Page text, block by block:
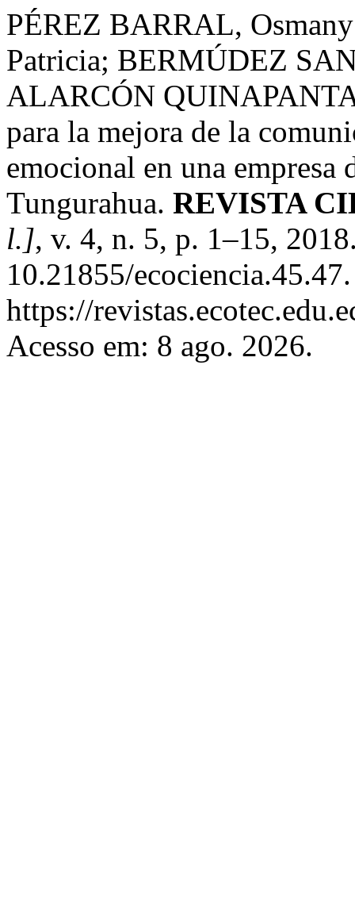
PÉREZ BARRAL,
Patricia; BERMÚDEZ
ALARCÓN
para la mejora de la
emocional en una empresa
Tungurahua. REVISTA
l.], v. 4, n. 5, p. 1–15,
10.21855/
https://
Acesso em: 8 ago. 2026.